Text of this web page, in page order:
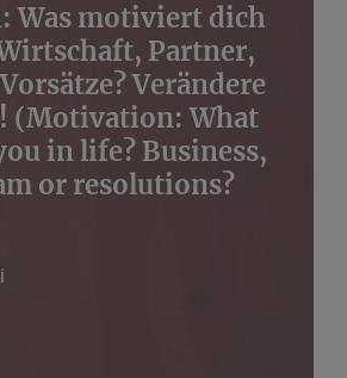
Was motiviert dich
Partner,
Verändere
(Motivation: What
in life? Business,
or resolutions?